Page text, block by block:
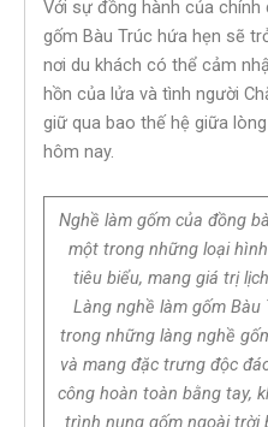
Với sự đồng hành của chính
gốm Bàu Trúc hứa hẹn sẽ
nơi du khách có thể cảm
hồn của lửa và tình người
giữ qua bao thế hệ giữa
hôm nay.
Nghề làm gốm của đồng
một trong những loại
tiêu biểu, mang giá trị
Làng nghề làm gốm
trong những làng nghề
và mang đặc trưng độc
công hoàn toàn bằng tay,
trình nung gốm ngoài trời